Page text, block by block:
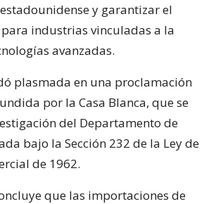
y garantizar el
industrias vinculadas a la
avanzadas.
plasmada en una proclamación
por la Casa Blanca, que se
del Departamento de
bajo la Sección 232 de la Ley de
de 1962.
que las importaciones de